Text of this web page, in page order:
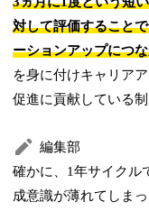
対して評価すること
ーションアップにつ
を身に付けキャリア
促進に貢献している
編集部
確かに、1年サイクル
成意識が薄れてしま